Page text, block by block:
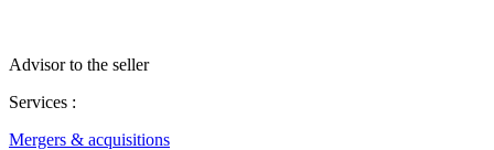
Advisor to the seller
Services :
Mergers & acquisitions